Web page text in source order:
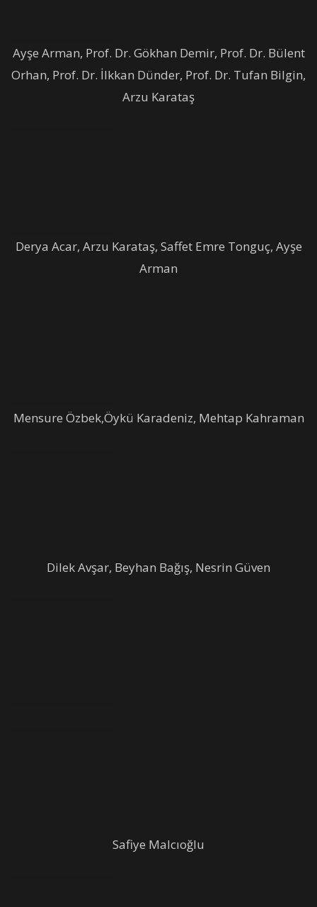
Ayşe Arman, Prof. Dr. Gökhan Demir, Prof. Dr. Bülent
Orhan, Prof. Dr. İlkkan Dünder, Prof. Dr. Tufan Bilgin,
Arzu Karataş
Derya Acar, Arzu Karataş, Saffet Emre Tonguç, Ayşe
Arman
Mensure Özbek,Öykü Karadeniz, Mehtap Kahraman
Dilek Avşar, Beyhan Bağış, Nesrin Güven
Safiye Malcıoğlu